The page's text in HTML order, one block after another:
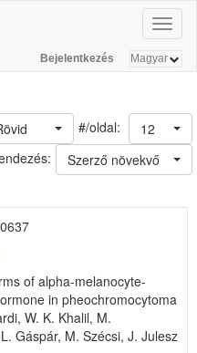
Bejelentkezés
#/oldal: 12
Szerző növekvő
of alpha-melanocyte-
in pheochromocytoma
W. K. Khalil, M.
Gáspár, M. Szécsi, J. Julesz